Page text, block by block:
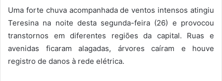
Uma forte chuva acompanhada de ventos intensos atingiu
Teresina na noite desta segunda-feira (26) e provocou
transtornos em diferentes regiões da capital. Ruas e
avenidas ficaram alagadas, árvores caíram e houve
registro de danos à rede elétrica.